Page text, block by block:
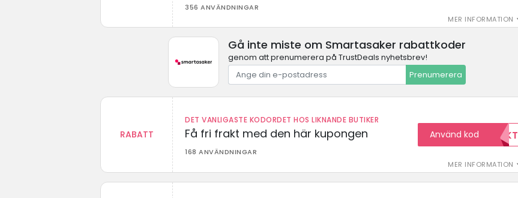
356 ANVÄNDNINGAR
MER INFORMATION
Gå inte miste om Smartasaker rabattkoder
genom att prenumerera på TrustDeals nyhetsbrev!
Prenumerera
RABATT
DET VANLIGASTE KODORDET HOS LIKNANDE BUTIKER
Få fri frakt med den här kupongen
168 ANVÄNDNINGAR
MER INFORMATION
Använd kodFRIFRAKT